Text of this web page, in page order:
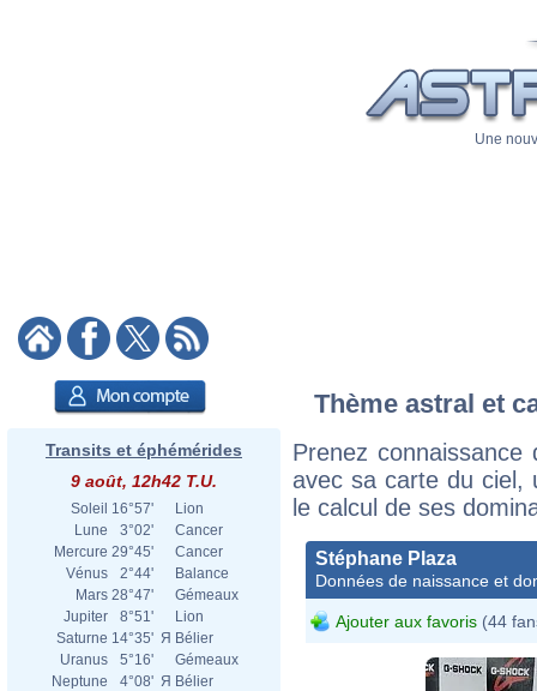
Une
Transits et éphémérides
9 août, 12h42 T.U.
Soleil 16°57'
Lion
Lune
3°02'
Cancer
Mercure 29°45'
Cancer
Vénus
2°44'
Balance
Mars 28°47'
Gémeaux
Jupiter
8°51'
Lion
Saturne 14°35' Я Bélier
Uranus
5°16'
Gémeaux
Neptune
4°08' Я Bélier
Thème astral et
Prenez
avec sa carte du ciel,
le calcul de ses
Stéphane Plaza
Données de naissance et
Ajouter aux favoris (44